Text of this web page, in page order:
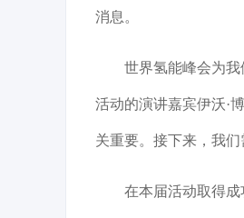
消息。
世界氢能峰会为
活动的演讲嘉宾伊沃·
关重要。接下来，我
在本届活动取得